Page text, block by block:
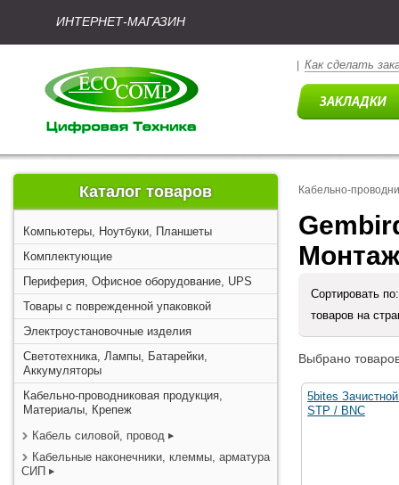
ИНТЕРНЕТ-МАГАЗИН
Как сделать
Каталог товаров
Компьютеры, Ноутбуки, Планшеты
Комплектующие
Периферия, Офисное оборудование, UPS
Товары с поврежденной упаковкой
Электроустановочные изделия
Светотехника, Лампы, Батарейки,
Аккумуляторы
Кабельно-проводниковая продукция,
Материалы, Крепеж
Кабель силовой, провод
Кабельные наконечники, клеммы, арматура
СИП
Кабельно-
Сортировать
товаров на
Выбрано
5bites
STP / BNC